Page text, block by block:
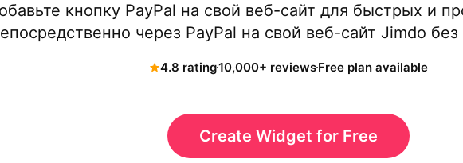
кнопку PayPal на свой веб-сайт для быстрых и
через PayPal на свой веб-сайт Jimdo
4.8 rating10,000+ reviewsFree plan available
Create Widget for Free